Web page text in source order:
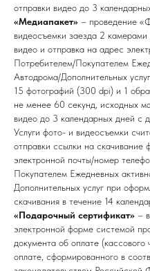
отправки видео до 3
«Медиапакет» – проведение
видеосъемки заезда 2
видео и отправка на адрес
Потребителем/Покупателем
Автодрома/Дополнительных
15 фотографий (300 dpi) и 1
не менее 60 секунд, исходных
видео до 3 календарных дней с
Услуги фото- и видеосъемки
отправки ссылки на скачивание
электронной почты/номер
Покупателем Ежедневных
Дополнительных услуг при
скачивания в течение 14
«Подарочный сертификат» –
электронной форме системой
документа об оплате
оплате, сформированного в